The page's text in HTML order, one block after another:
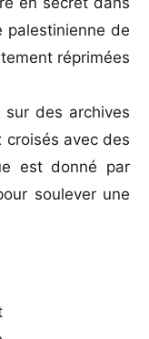
palestinienne de
réprimées
des archives
croisés avec des
est donné par
soulever une